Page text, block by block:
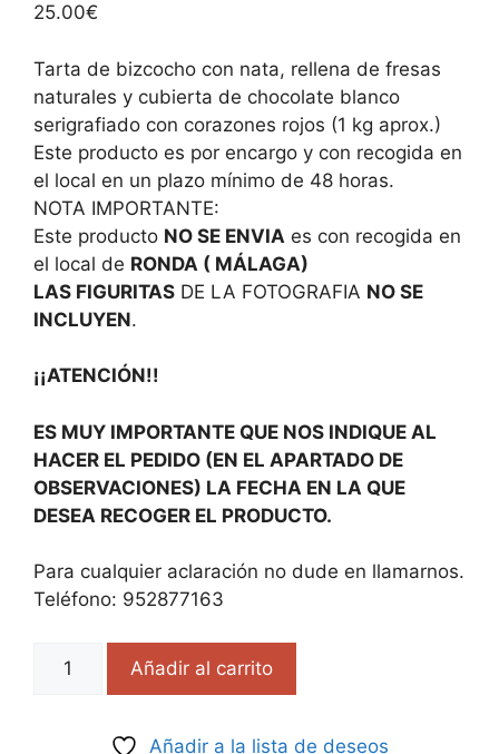
25.00€
Tarta de bizcocho con nata, rellena de fresas
naturales y cubierta de chocolate blanco
serigrafiado con corazones rojos (1 kg aprox.)
Este producto es por encargo y con recogida en
el local en un plazo mínimo de 48 horas.
NOTA IMPORTANTE:
Este producto NO SE ENVIA es con recogida en
el local de RONDA ( MÁLAGA)
LAS FIGURITAS DE LA FOTOGRAFIA NO SE
INCLUYEN.
¡¡ATENCIÓN!!
ES MUY IMPORTANTE QUE NOS INDIQUE AL
HACER EL PEDIDO (EN EL APARTADO DE
OBSERVACIONES) LA FECHA EN LA QUE
DESEA RECOGER EL PRODUCTO.
Para cualquier aclaración no dude en llamarnos.
Teléfono: 952877163
Añadir al carrito
Añadir a la lista de deseos